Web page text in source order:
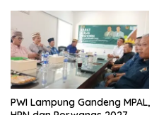
PWI Lampung Gandeng MPAL,